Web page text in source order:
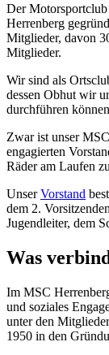
Der
Herrenberg
Mitglieder, davon
Mitglieder.
Wir sind als
dessen Obhut wir
durchführen
Zwar ist unser
engagierten
Räder am Laufen
UnserVorstand
dem 2.
Jugendleiter, dem
Was
Im MSC
und soziales
unter den
1950 in den